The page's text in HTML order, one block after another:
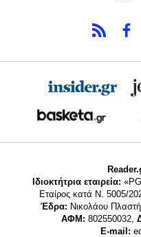
Ιδιοκτήτρια εταιρεία:
Εταίρος κατά Ν. 5005/
Έδρα: Νικολάου
ΑΦΜ: 802550032,
E-mail: